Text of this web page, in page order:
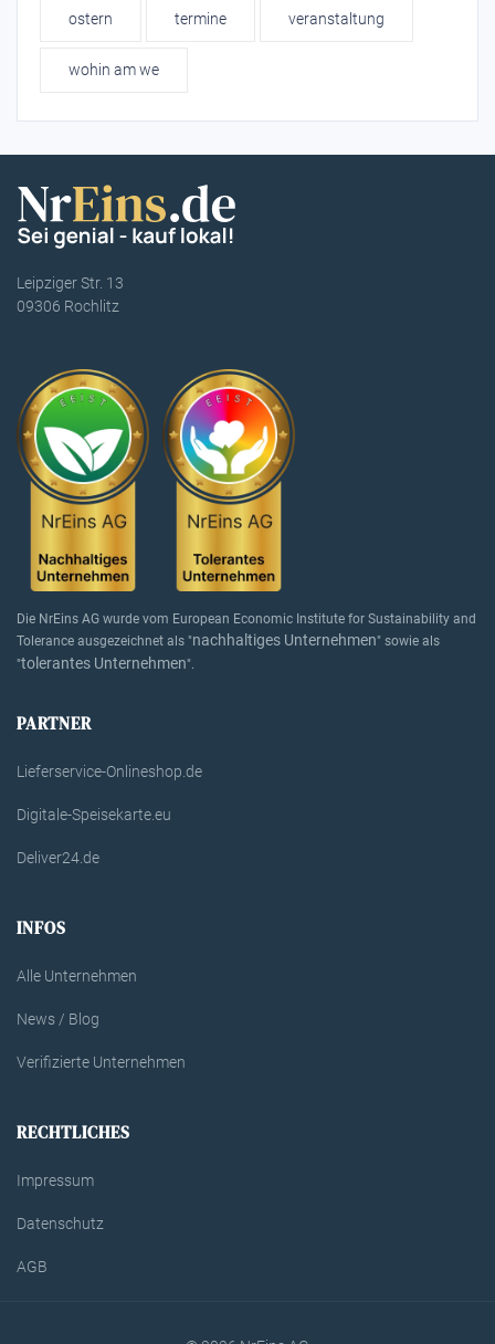
ostern termine veranstaltung
wohin am we
Leipziger Str. 13
09306 Rochlitz
Die NrEins AG wurde vom European Economic Institute for Sustainability and
Tolerance ausgezeichnet als "nachhaltiges Unternehmen" sowie als
"tolerantes Unternehmen".
PARTNER
Lieferservice-Onlineshop.de
Digitale-Speisekarte.eu
Deliver24.de
INFOS
Alle Unternehmen
News / Blog
Verifizierte Unternehmen
RECHTLICHES
Impressum
Datenschutz
AGB